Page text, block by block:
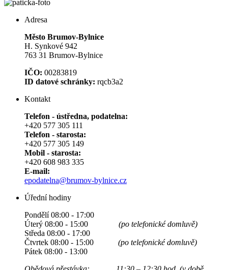
Adresa
Město Brumov-Bylnice
H. Synkové 942
763 31 Brumov-Bylnice
IČO: 00283819
ID datové schránky: rqcb3a2
Kontakt
Telefon - ústředna, podatelna:
+420 577 305 111
Telefon - starosta:
+420 577 305 149
Mobil - starosta:
+420 608 983 335
E-mail:
epodatelna@brumov-bylnice.cz
Úřední hodiny
Pondělí 08:00 - 17:00
Úterý 08:00 - 15:00 (po telefonické domluvě)
Středa 08:00 - 17:00
Čtvrtek 08:00 - 15:00 (po telefonické domluvě)
Pátek 08:00 - 13:00